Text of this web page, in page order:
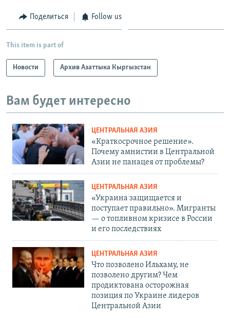
Поделиться Follow us
This item is part of
Новости Архив Азаттыка Кыргызстан
Вам будет интересно
ЦЕНТРАЛЬНАЯ АЗИЯ
«Краткосрочное решение».
Почему амнистии в Центральной
Азии не панацея от проблемы?
ЦЕНТРАЛЬНАЯ АЗИЯ
«Украина защищается и
поступает правильно». Мигранты
— о топливном кризисе в России
и его последствиях
ЦЕНТРАЛЬНАЯ АЗИЯ
Что позволено Ильхаму, не
позволено другим? Чем
продиктована осторожная
позиция по Украине лидеров
Центральной Азии